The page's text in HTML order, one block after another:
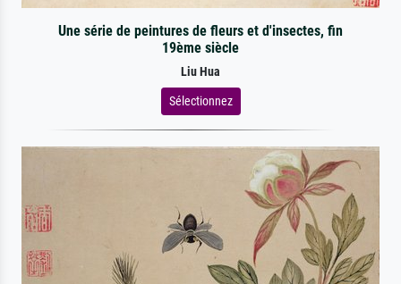
Une série de peintures de fleurs et d'insectes, fin
19ème siècle
Liu Hua
Sélectionnez